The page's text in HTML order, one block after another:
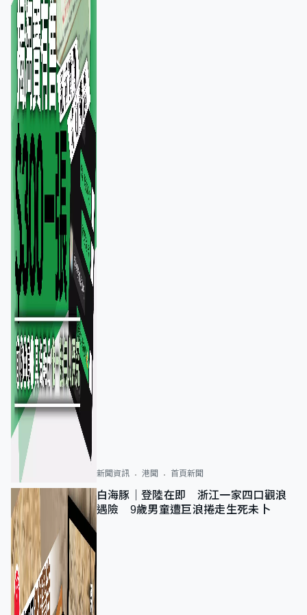
新聞資訊 港聞 首頁新聞
白海豚｜登陸在即 浙江一家四口觀浪
遇險 9歲男童遭巨浪捲走生死未卜